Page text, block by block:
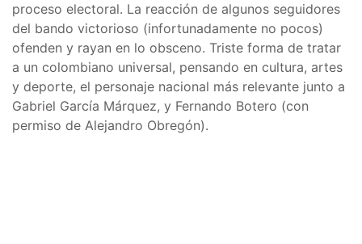
proceso electoral. La reacción de algunos seguidores
del bando victorioso (infortunadamente no pocos)
ofenden y rayan en lo obsceno. Triste forma de tratar
a un colombiano universal, pensando en cultura, artes
y deporte, el personaje nacional más relevante junto a
Gabriel García Márquez, y Fernando Botero (con
permiso de Alejandro Obregón).